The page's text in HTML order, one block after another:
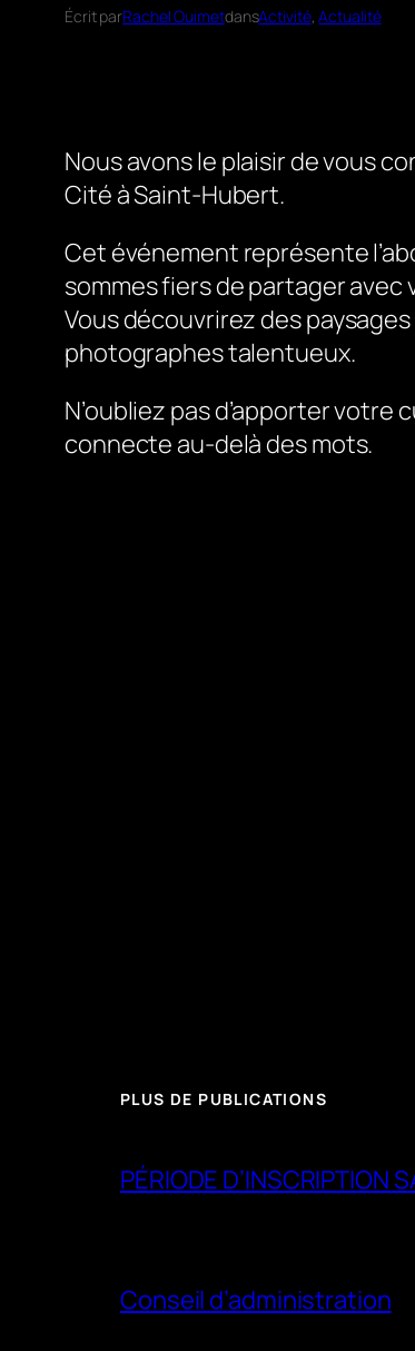
Écrit parRachel OuimetdansActivité, Actualité
Nous avons le plaisir de vous
Cité à Saint-Hubert.
Cet événement représente
sommes fiers de partager
Vous découvrirez des
photographes talentueux.
N’oubliez pas d’apporter
connecte au-delà des mots.
PLUS DE PUBLICATIONS
PÉRIODE D’INSCRIPTION
Conseil d’administration